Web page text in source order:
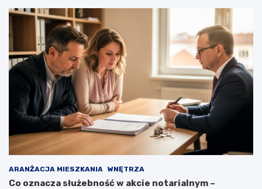
ARANŻACJA MIESZKANIA WNĘTRZA
Co oznacza służebność w akcie notarialnym –